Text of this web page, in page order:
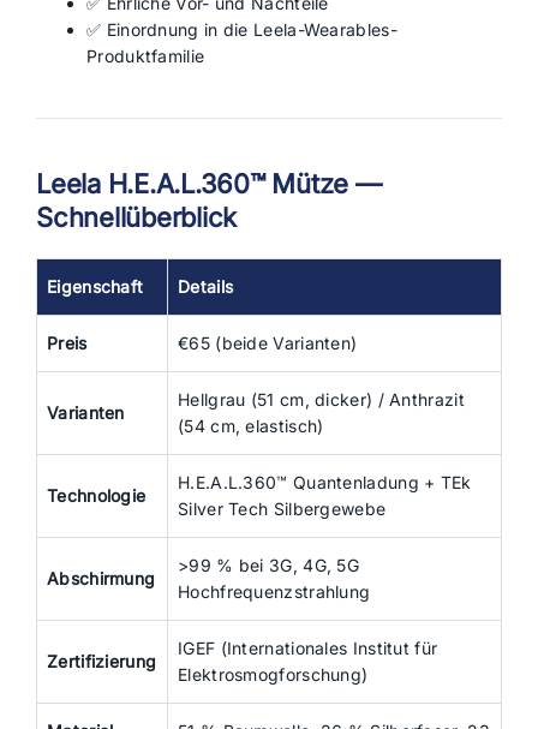
✅ Einordnung in die Leela-Wearables-
Produktfamilie
Leela H.E.A.L.360™ Mütze —
Schnellüberblick
Eigenschaft Details
Preis €65 (beide Varianten)
Varianten
Hellgrau (51 cm, dicker) / Anthrazit
(54 cm, elastisch)
Technologie
H.E.A.L.360™ Quantenladung + TEk
Silver Tech Silbergewebe
Abschirmung
>99 % bei 3G, 4G, 5G
Hochfrequenzstrahlung
Zertifizierung
IGEF (Internationales Institut für
Elektrosmogforschung)